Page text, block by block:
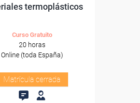
termoplásticos
Curso Gratuito
20 horas
Online (toda España)
Matrícula cerrada